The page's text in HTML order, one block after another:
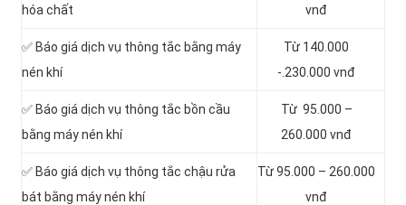
hóa chất
vnđ
✅ Báo giá dịch vụ thông tắc bằng máy
nén khí
Từ 140.000
-.230.000 vnđ
✅ Báo giá dịch vụ thông tắc bồn cầu
bằng máy nén khí
Từ 95.000 –
260.000 vnđ
✅ Báo giá dịch vụ thông tắc chậu rửa
bát bằng máy nén khí
Từ 95.000 – 260.000
vnđ